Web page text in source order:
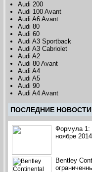
Audi 200
Audi 100 Avant
Audi A6 Avant
Audi 80
Audi 60
Audi A3 Sportback
Audi A3 Cabriolet
Audi A2
Audi 80 Avant
Audi A4
Audi A5
Audi 90
Audi A4 Avant
ПОCЛЕДНИЕ НОВОСТИ
Формула 1:
ноябре
Bentley